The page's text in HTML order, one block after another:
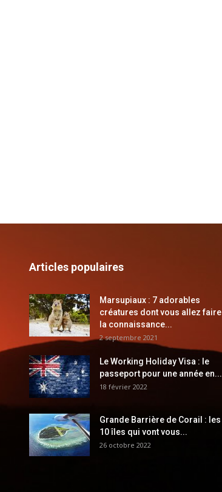
Articles populaires
Marsupiaux : 7 adorables
créatures dont vous allez faire
la connaissance...
2 septembre 2021
Le Working Holiday Visa : le
passeport pour une année en...
18 février 2022
Grande Barrière de Corail : les
10 îles qui vont vous...
26 octobre 2022